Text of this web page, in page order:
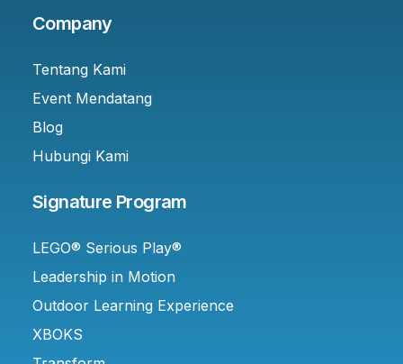
Company
Tentang Kami
Event Mendatang
Blog
Hubungi Kami
Signature Program
LEGO® Serious Play®
Leadership in Motion
Outdoor Learning Experience
XBOKS